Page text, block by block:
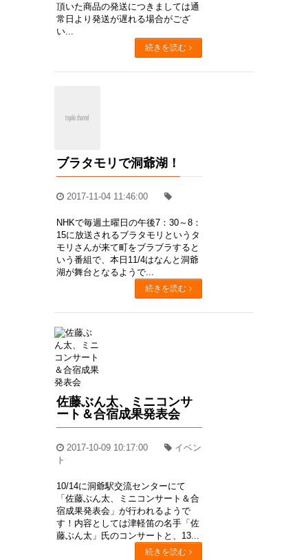
頂いた商品の発送につきましては通
常日より発送が遅れる場合がござ
い...
続きを読む
ブラタモリで洞爺湖！
2017-11-04 11:46:00
NHKで毎週土曜日の午後7：30～8：
15に放送されるブラタモリというタ
モリさんが来て町をブラブラすると
いう番組で、本日11/4はなんと洞爺
湖が舞台となるようで...
続きを読む
佐藤ぶん太、ミニコンサ
ート＆合宿成果発表会
2017-10-09 10:17:00
イベン
ト
10/14に洞爺駅交流センターにて
「佐藤ぶん太、ミニコンサート＆合
宿成果発表会」が行われるようで
す！内容としては津軽笛の名手「佐
藤ぶん太」氏のコンサートと、13...
続きを読む